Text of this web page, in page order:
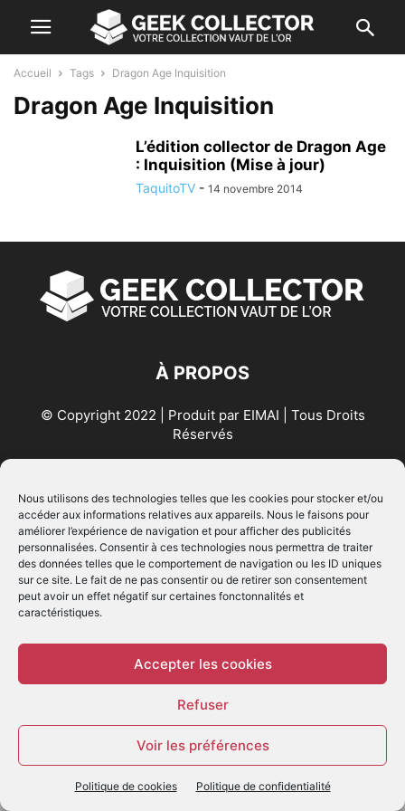
Nous utilisons des technologies telles que les cookies pour stocker et/ou
accéder aux informations relatives aux appareils. Nous le faisons pour
améliorer l’expérience de navigation et pour afficher des publicités
personnalisées. Consentir à ces technologies nous permettra de traiter
des données telles que le comportement de navigation ou les ID uniques
sur ce site. Le fait de ne pas consentir ou de retirer son consentement
peut avoir un effet négatif sur certaines fonctonnalités et
caractéristiques.
Accepter les cookies
Refuser
Voir les préférences
Politique de cookies Politique de confidentialité
Accueil Tags Dragon Age Inquisition
Dragon Age Inquisition
L’édition collector de Dragon Age
: Inquisition (Mise à jour)
TaquitoTV - 14 novembre 2014
À PROPOS
© Copyright 2022 | Produit par EIMAI | Tous Droits
Réservés
SUIVEZ NOUS